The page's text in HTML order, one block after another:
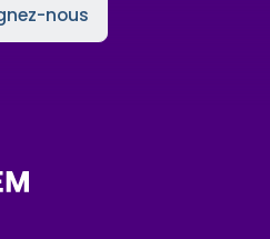
nous